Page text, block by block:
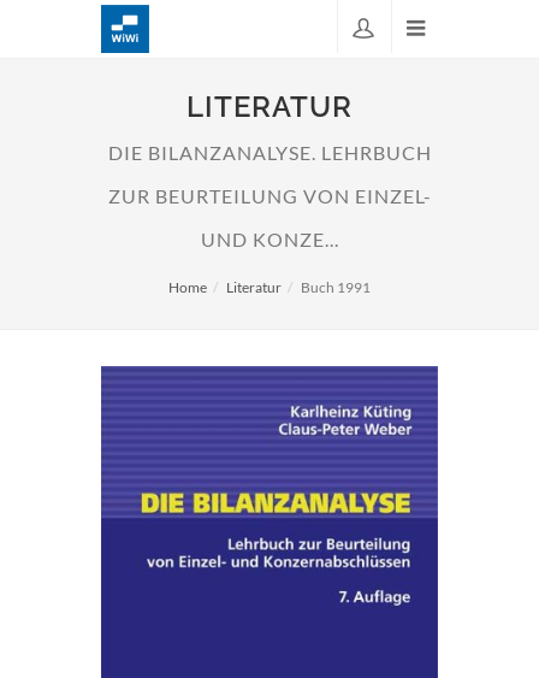
LITERATUR
DIE BILANZANALYSE. LEHRBUCH
ZUR BEURTEILUNG VON EINZEL-
UND KONZE...
Home Literatur Buch 1991